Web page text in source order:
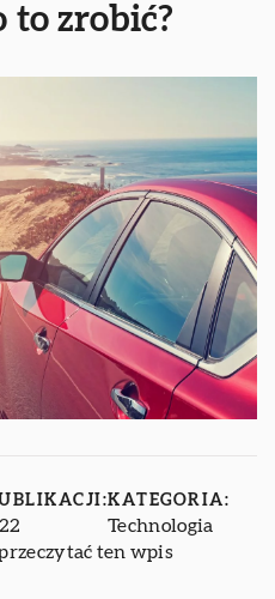
to zrobić?
KATEGORIA:
Technologia
ten wpis